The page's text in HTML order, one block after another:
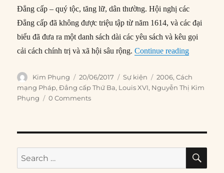
Đẳng cấp – quý tộc, tăng lữ, dân thường. Hội nghị các
Đẳng cấp đã không được triệu tập từ năm 1614, và các đại
biểu đã đưa ra một danh sách dài các yêu sách và kêu gọi
cải cách chính trị và xã hội sâu rộng.Continue reading“20/06/
Author
Kim Phụng
Posted
on
20/06/2017 Categories
Sự kiện Tags
2006,Cách
mạng Pháp,Đẳng cấp Thứ Ba, Louis XVI, Nguyễn Thị Kim
Phụng
0 Comments
Search
for: